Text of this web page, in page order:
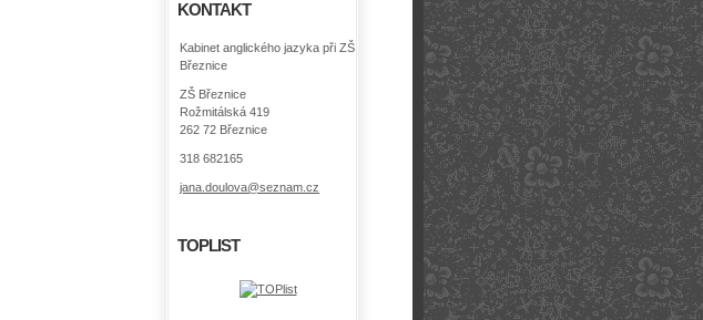
KONTAKT
Kabinet anglického jazyka při ZŠ
Březnice
ZŠ Březnice
Rožmitálská 419
262 72 Březnice
318 682165
jana.doulova@seznam.cz
TOPLIST